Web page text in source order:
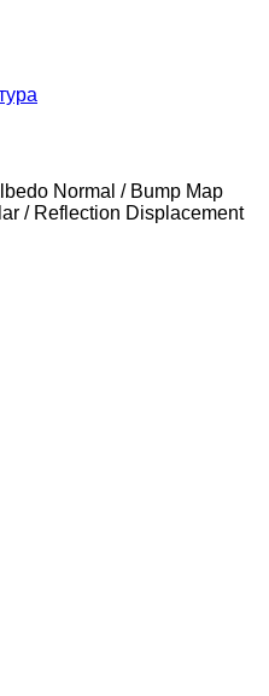
Normal / Bump Map
/ Reflection Displacement